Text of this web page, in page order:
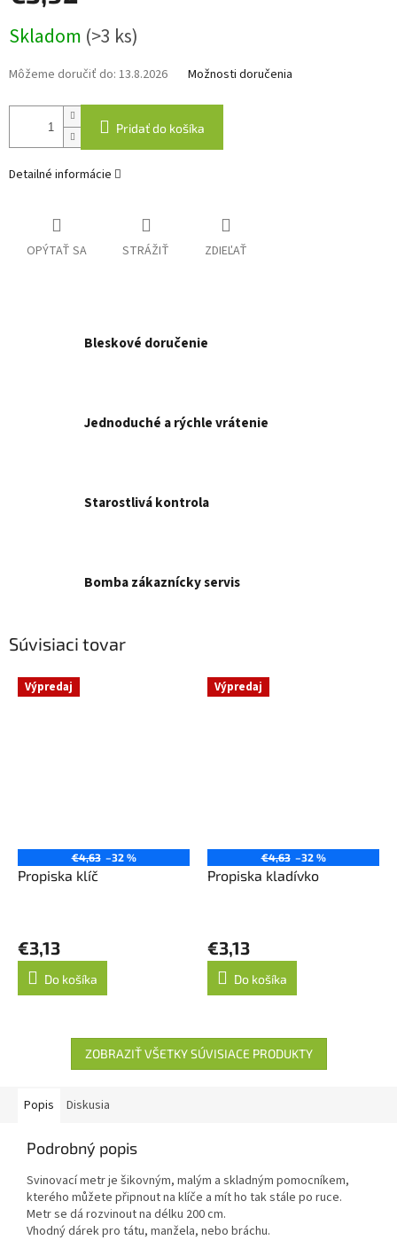
cena:
Skladom (>3 ks)
Môžeme doručiť do: 13.8.2026 Možnosti doručenia
Pridať do košíka
Detailné informácie
OPÝTAŤ SA STRÁŽIŤ ZDIEĽAŤ
Bleskové doručenie
Jednoduché a rýchle vrátenie
Starostlivá kontrola
Bomba zákaznícky servis
Súvisiaci tovar
Výpredaj
€4,63 –32 %
Propiska klíč
€3,13
Do košíka
Výpredaj
€4,63 –32 %
Propiska kladívko
€3,13
Do košíka
ZOBRAZIŤ VŠETKY SÚVISIACE PRODUKTY
Popis Diskusia
Podrobný popis
Svinovací metr je šikovným, malým a skladným pomocníkem,
kterého můžete připnout na klíče a mít ho tak stále po ruce.
Metr se dá rozvinout na délku 200 cm.
Vhodný dárek pro tátu, manžela, nebo bráchu.